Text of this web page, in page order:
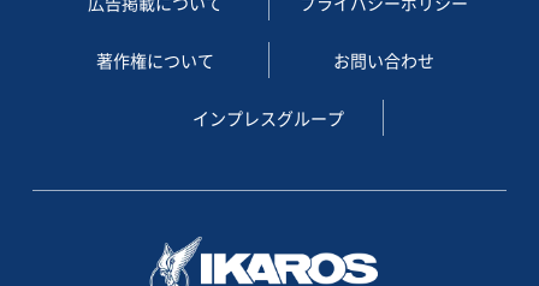
著作権について お問い合わせ
インプレスグループ